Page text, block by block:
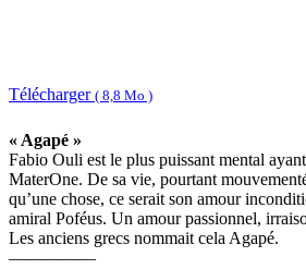
Télécharger ( 8,8 Mo )
« Agapé »
Fabio Ouli est le plus puissant mental
MaterOne. De sa vie, pourtant
qu’une chose, ce serait son amour
amiral Poféus. Un amour passionnel,
Les anciens grecs nommait cela Agapé.
—————